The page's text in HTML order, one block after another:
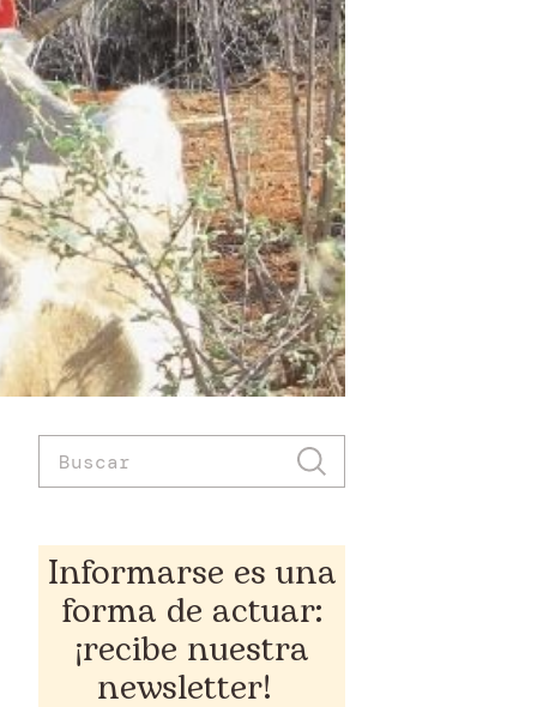
Informarse es una
forma de actuar:
¡recibe nuestra
newsletter!